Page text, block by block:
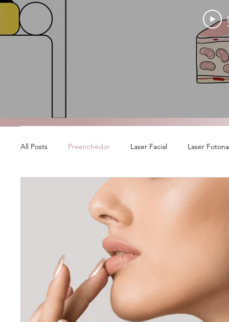
All Posts Preenchedor Laser Facial Laser
Banco de colágeno
Outubro Rosa